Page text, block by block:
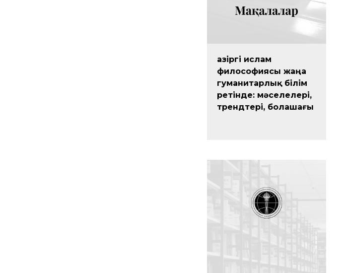
Қазіргі ислам
философиясы жаңа
гуманитарлық білім
ретінде: мәселелері,
трендтері, болашағы